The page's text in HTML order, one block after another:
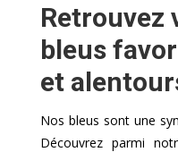
Retrouvez
bleus
et
Nos bleus sont une
Découvrez parmi